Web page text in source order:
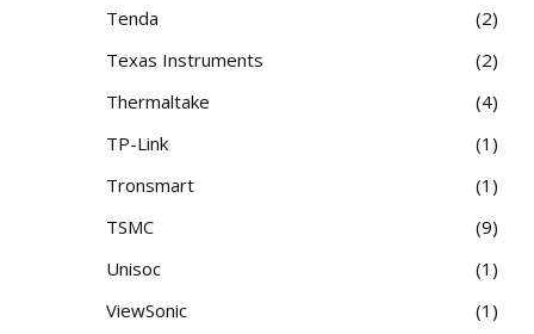
Tenda
2
Texas Instruments
2
Thermaltake
4
TP-Link
1
Tronsmart
1
TSMC
9
Unisoc
1
ViewSonic
1